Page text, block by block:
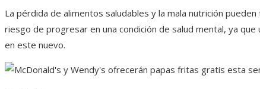
La pérdida de alimentos saludables y la mala nutrición
riesgo de progresar en una condición de salud mental, ya que
en este nuevo.